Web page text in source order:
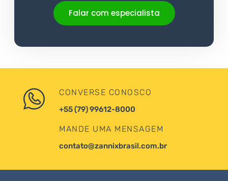
Falar com especialista
CONVERSE CONOSCO
+55 (79) 99612-8000
MANDE UMA MENSAGEM
contato@zannixbrasil.com.br